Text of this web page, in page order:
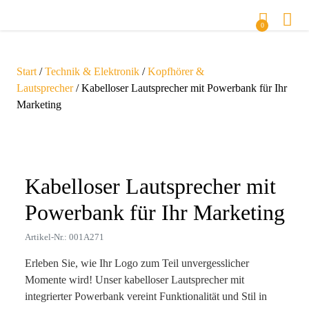
0
Start /Technik & Elektronik /Kopfhörer &
Lautsprecher/ Kabelloser Lautsprecher mit Powerbank für Ihr
Marketing
Kabelloser Lautsprecher mit
Powerbank für Ihr Marketing
Artikel-Nr.: 001A271
Erleben Sie, wie Ihr Logo zum Teil unvergesslicher
Momente wird! Unser kabelloser Lautsprecher mit
integrierter Powerbank vereint Funktionalität und Stil in